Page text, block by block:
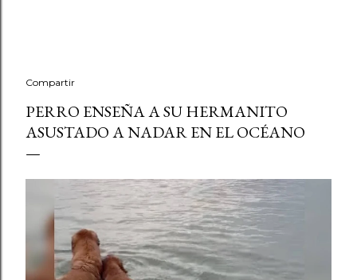
Compartir
PERRO ENSEÑA A SU HERMANITO
ASUSTADO A NADAR EN EL OCÉANO